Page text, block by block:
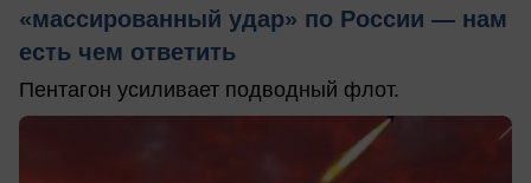
«массированный удар» по России — нам
есть чем ответить
Пентагон усиливает подводный флот.